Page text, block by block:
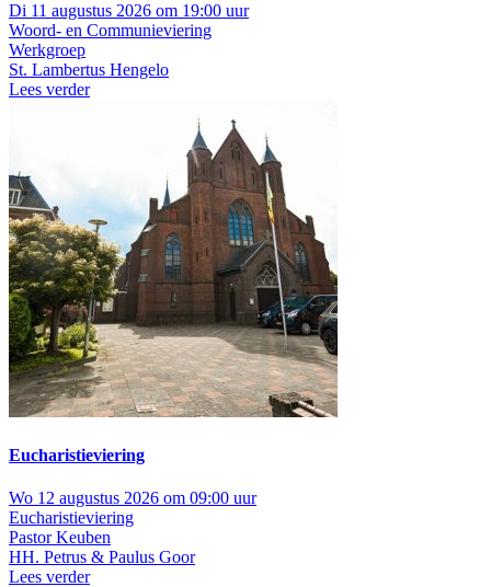
Di 11 augustus 2026 om 19:00 uur
Woord- en Communieviering
Werkgroep
St. Lambertus Hengelo
Lees verder
Eucharistieviering
Wo 12 augustus 2026 om 09:00 uur
Eucharistieviering
Pastor Keuben
HH. Petrus & Paulus Goor
Lees verder